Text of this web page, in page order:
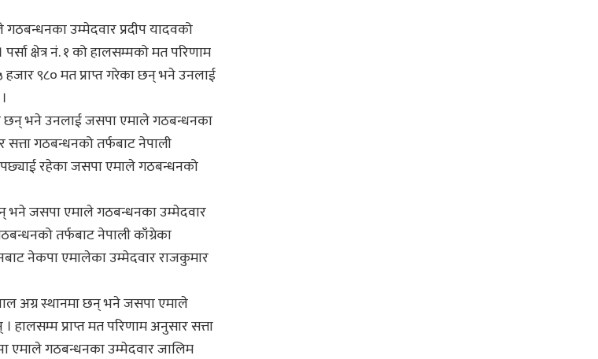
गठबन्धनका उम्मेदवार प्रदीप यादवको
क्षेत्र नं. १ को हालसम्मको मत परिणाम
९८० मत प्राप्त गरेका छन् भने उनलाई
छन् भने उनलाई जसपा एमाले गठबन्धनका
गठबन्धनको तर्फबाट नेपाली
रहेका जसपा एमाले गठबन्धनको
छन् भने जसपा एमाले गठबन्धनका उम्मेदवार
तर्फबाट नेपाली काँग्रेका
नेकपा एमालेका उम्मेदवार राजकुमार
अग्र स्थानमा छन् भने जसपा एमाले
प्राप्त मत परिणाम अनुसार सत्ता
एमाले गठबन्धनका उम्मेदवार जालिम